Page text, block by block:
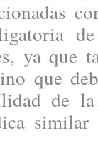
ya que
que
de